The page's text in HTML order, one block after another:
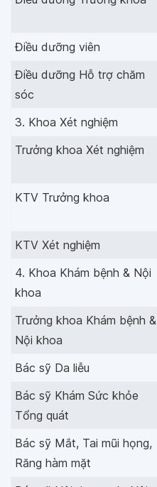
Điều dưỡng viên
Điều dưỡng Hỗ trợ chăm
sóc
3. Khoa Xét nghiệm
Trưởng khoa Xét nghiệm
KTV Trưởng khoa
KTV Xét nghiệm
4. Khoa Khám bệnh & Nội
khoa
Trưởng khoa Khám bệnh &
Nội khoa
Bác sỹ Da liễu
Bác sỹ Khám Sức khỏe
Tổng quát
Bác sỹ Mắt, Tai mũi họng,
Răng hàm mặt